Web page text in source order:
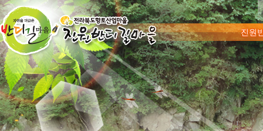
메뉴 건너
진원
마
숯가마찜질 푸른꿈고등학교마을상